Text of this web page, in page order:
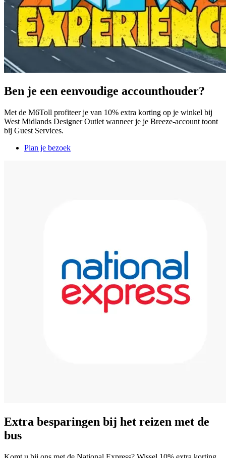
Ben je een eenvoudige accounthouder?
Met de M6Toll profiteer je van 10% extra korting op je winkel bij
West Midlands Designer Outlet wanneer je je Breeze-account toont
bij Guest Services.
Plan je bezoek
Extra besparingen bij het reizen met de
bus